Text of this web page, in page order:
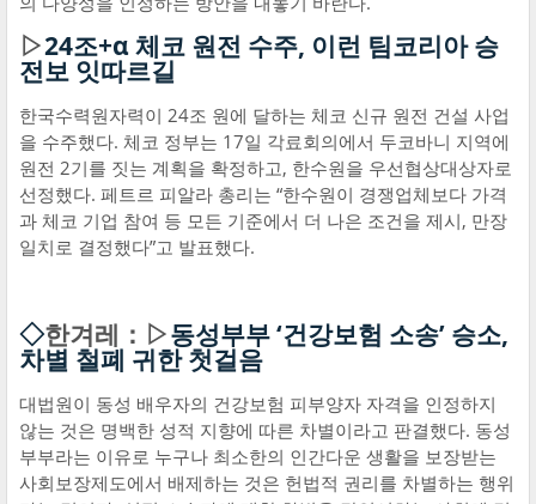
▷24조+α 체코 원전 수주, 이런 팀코리아 승
전보 잇따르길
한국수력원자력이 24조 원에 달하는 체코 신규 원전 건설 사업
을 수주했다. 체코 정부는 17일 각료회의에서 두코바니 지역에
원전 2기를 짓는 계획을 확정하고, 한수원을 우선협상대상자로
선정했다. 페트르 피알라 총리는 “한수원이 경쟁업체보다 가격
과 체코 기업 참여 등 모든 기준에서 더 나은 조건을 제시, 만장
일치로 결정했다”고 발표했다.
◇한겨레：▷동성부부 ‘건강보험 소송’ 승소,
차별 철폐 귀한 첫걸음
대법원이 동성 배우자의 건강보험 피부양자 자격을 인정하지
않는 것은 명백한 성적 지향에 따른 차별이라고 판결했다. 동성
부부라는 이유로 누구나 최소한의 인간다운 생활을 보장받는
사회보장제도에서 배제하는 것은 헌법적 권리를 차별하는 행위